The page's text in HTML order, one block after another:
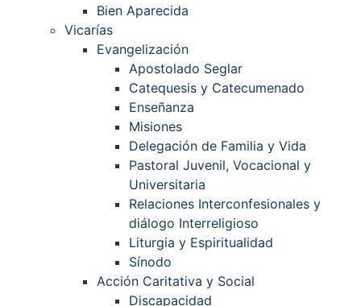
Bien Aparecida
Vicarías
Evangelización
Apostolado Seglar
Catequesis y Catecumenado
Enseñanza
Misiones
Delegación de Familia y Vida
Pastoral Juvenil, Vocacional y
Universitaria
Relaciones Interconfesionales y
diálogo Interreligioso
Liturgia y Espiritualidad
Sínodo
Acción Caritativa y Social
Discapacidad